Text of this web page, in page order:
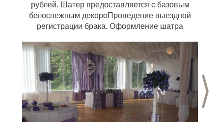
рублей. Шатер предоставляется с базовым
белоснежным декороПроведение выездной
регистрации брака. Оформление шатра